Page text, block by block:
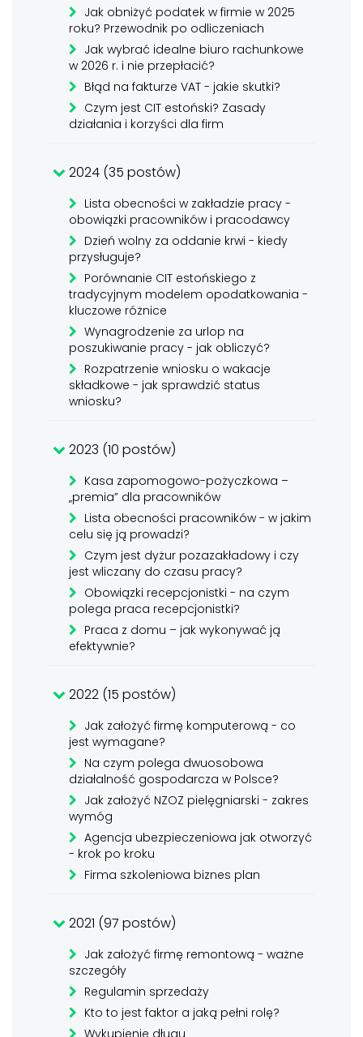
Jak obniżyć podatek w firmie w 2025
roku? Przewodnik po odliczeniach
Jak wybrać idealne biuro rachunkowe
w 2026 r. i nie przepłacić?
Błąd na fakturze VAT - jakie skutki?
Czym jest CIT estoński? Zasady
działania i korzyści dla firm
2024 (35 postów)
Lista obecności w zakładzie pracy -
obowiązki pracowników i pracodawcy
Dzień wolny za oddanie krwi - kiedy
przysługuje?
Porównanie CIT estońskiego z
tradycyjnym modelem opodatkowania -
kluczowe różnice
Wynagrodzenie za urlop na
poszukiwanie pracy - jak obliczyć?
Rozpatrzenie wniosku o wakacje
składkowe - jak sprawdzić status
wniosku?
2023 (10 postów)
Kasa zapomogowo-pożyczkowa –
„premia” dla pracowników
Lista obecności pracowników - w jakim
celu się ją prowadzi?
Czym jest dyżur pozazakładowy i czy
jest wliczany do czasu pracy?
Obowiązki recepcjonistki - na czym
polega praca recepcjonistki?
Praca z domu – jak wykonywać ją
efektywnie?
2022 (15 postów)
Jak założyć firmę komputerową - co
jest wymagane?
Na czym polega dwuosobowa
działalność gospodarcza w Polsce?
Jak założyć NZOZ pielęgniarski - zakres
wymóg
Agencja ubezpieczeniowa jak otworzyć
- krok po kroku
Firma szkoleniowa biznes plan
2021 (97 postów)
Jak założyć firmę remontową - ważne
szczegóły
Regulamin sprzedaży
Kto to jest faktor a jaką pełni rolę?
Wykupienie długu